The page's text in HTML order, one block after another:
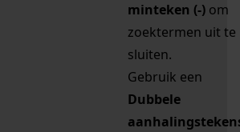
minteken (-) om
zoektermen uit te
sluiten.
Gebruik een
Dubbele